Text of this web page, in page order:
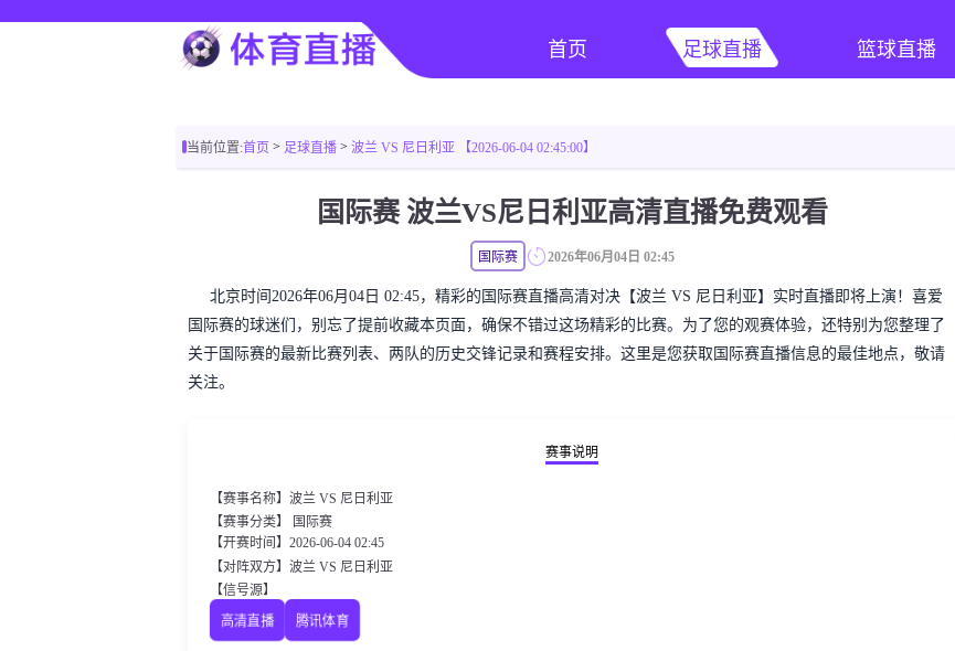
首页 足球直播 篮球直播
当前位置:首页 > 足球直播 > 波兰 VS 尼日利亚 【2026-06-04 02:45:00】
国际赛 波兰VS尼日利亚高清直播免费观看
国际赛 2026年06月04日 02:45
北京时间2026年06月04日 02:45，精彩的国际赛直播高清对决【波兰 VS 尼日利亚】实时直播即将上演！喜爱
国际赛的球迷们，别忘了提前收藏本页面，确保不错过这场精彩的比赛。为了您的观赛体验，还特别为您整理了
关于国际赛的最新比赛列表、两队的历史交锋记录和赛程安排。这里是您获取国际赛直播信息的最佳地点，敬请
关注。
赛事说明
【赛事名称】波兰 VS 尼日利亚
【赛事分类】 国际赛
【开赛时间】2026-06-04 02:45
【对阵双方】波兰 VS 尼日利亚
【信号源】
高清直播 腾讯体育